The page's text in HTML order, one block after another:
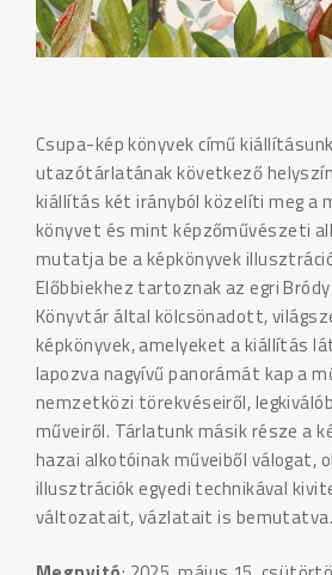
Csupa-kép könyvek című kiállításunk
utazótárlatának következő
kiállítás két irányból közelíti meg a
könyvet és mint képzőművészeti
mutatja be a képkönyvek
Előbbiekhez tartoznak az egri
Könyvtár által kölcsönadott,
képkönyvek, amelyeket a kiállítás
lapozva nagyívű panorámát kap a
nemzetközi törekvéseiről,
műveiről. Tárlatunk másik része a
hazai alkotóinak műveiből válogat,
illusztrációk egyedi technikával
változatait, vázlatait is bemutatva.